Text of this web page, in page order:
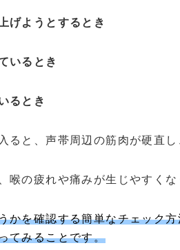
げようとするとき
いるとき
るとき
ると、声帯周辺の筋肉が硬直し
喉の疲れや痛みが生じやすくな
かを確認する簡単なチェック
てみることです。